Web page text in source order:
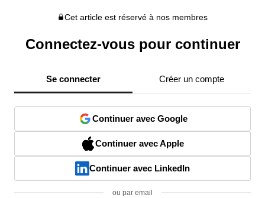
Cet article est réservé à nos membres
Connectez-vous pour continuer
Se connecter Créer un compte
Continuer avec Google
Continuer avec Apple
Continuer avec LinkedIn
ou par email